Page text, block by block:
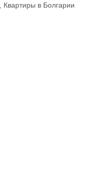
Квартиры в Болгарии